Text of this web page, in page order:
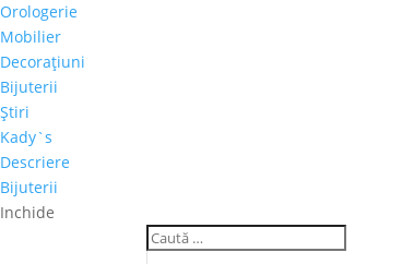
Orologerie
Mobilier
Decoraţiuni
Bijuterii
Ştiri
Kady`s
Descriere
Bijuterii
Inchide